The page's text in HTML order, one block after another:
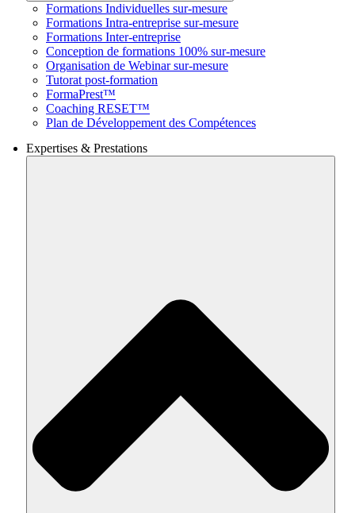
Formations Individuelles sur-mesure
Formations Intra-entreprise sur-mesure
Formations Inter-entreprise
Conception de formations 100% sur-mesure
Organisation de Webinar sur-mesure
Tutorat post-formation
FormaPrest™
Coaching RESET™
Plan de Développement des Compétences
Expertises & Prestations